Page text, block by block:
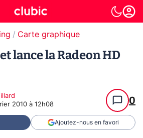
Carte graphique
lance la Radeon HD
2010 à 12h08 0
Ajoutez-nous en favori